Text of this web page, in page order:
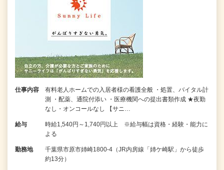
仕事内容
有料老人ホームでの入居者様の看護全般 ・処置、バイタル計
測 ・配薬、通院付添い ・医療機関への提出書類作成 ★夜勤
なし・オンコールなし 【サニ…
給与
時給1,540円～1,740円以上 ※給与幅は資格・経験・能力に
よる
勤務地
千葉県市原市姉崎1800-4（JR内房線「姉ケ崎駅」から徒歩
約13分）